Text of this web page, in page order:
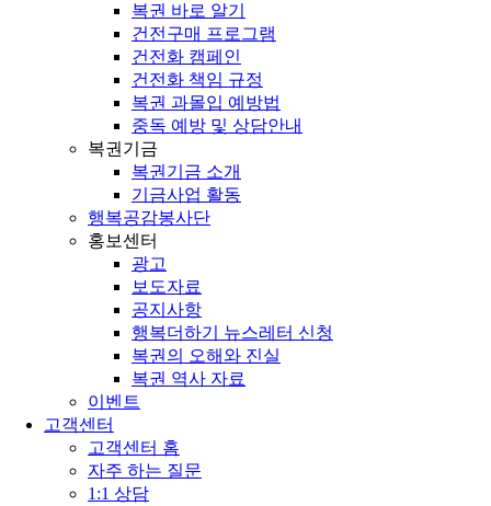
복권 바로 알기
건전구매 프로그램
건전화 캠페인
건전화 책임 규정
복권 과몰입 예방법
중독 예방 및 상담안내
복권기금
복권기금 소개
기금사업 활동
행복공감봉사단
홍보센터
광고
보도자료
공지사항
행복더하기 뉴스레터 신청
복권의 오해와 진실
복권 역사 자료
이벤트
고객센터
고객센터 홈
자주 하는 질문
1:1 상담